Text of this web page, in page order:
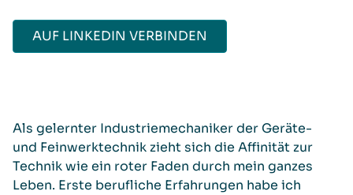
AUF LINKEDIN VERBINDEN
Als gelernter Industriemechaniker der Geräte-
und Feinwerktechnik zieht sich die Affinität zur
Technik wie ein roter Faden durch mein ganzes
Leben. Erste berufliche Erfahrungen habe ich